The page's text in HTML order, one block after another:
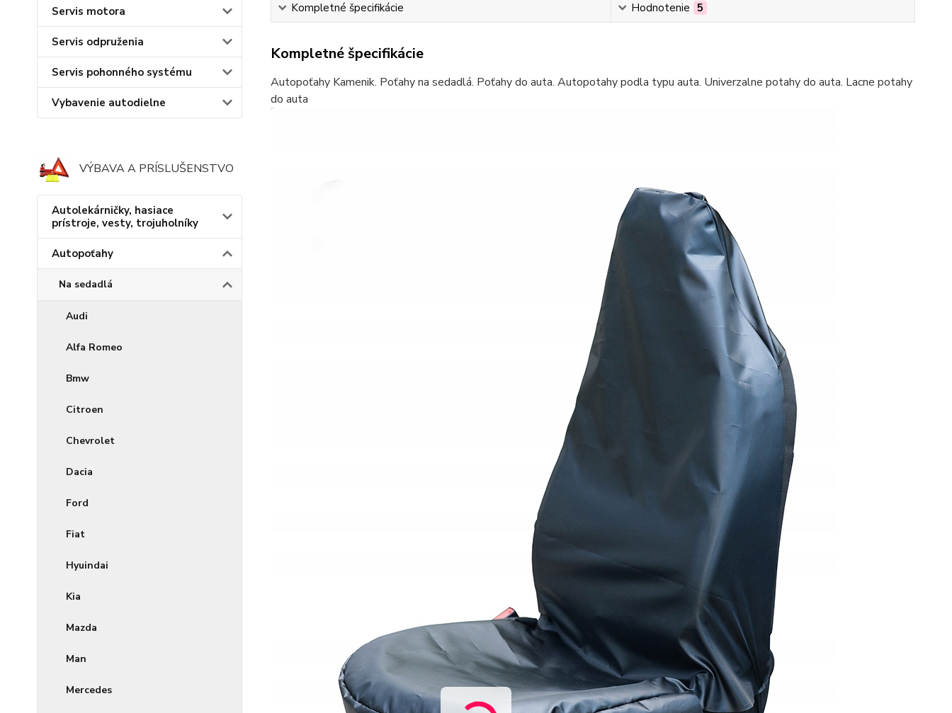
Servis motora
Servis odpruženia
Servis pohonného systému
Vybavenie autodielne
VÝBAVA A PRÍSLUŠENSTVO
Autolekárničky, hasiace
prístroje, vesty, trojuholníky
Autopoťahy
Na sedadlá
Audi
Alfa Romeo
Bmw
Citroen
Chevrolet
Dacia
Ford
Fiat
Hyuindai
Kia
Mazda
Man
Mercedes
Kompletné špecifikácie Hodnotenie 5
Kompletné špecifikácie
Autopoťahy Kamenik. Poťahy na sedadlá. Poťahy do auta. Autopotahy podla typu auta. Univerzalne potahy do auta. Lacne potahy
do auta